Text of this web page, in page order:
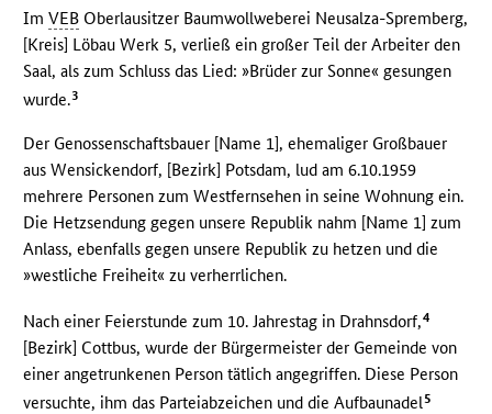
ImVEB Oberlausitzer Baumwollweberei Neusalza-Spremberg,
[Kreis] Löbau Werk 5, verließ ein großer Teil der Arbeiter den
Saal, als zum Schluss das Lied: »Brüder zur Sonne« gesungen
wurde.3
Der Genossenschaftsbauer [Name 1], ehemaliger Großbauer
aus Wensickendorf, [Bezirk] Potsdam, lud am 6.10.1959
mehrere Personen zum Westfernsehen in seine Wohnung ein.
Die Hetzsendung gegen unsere Republik nahm [Name 1] zum
Anlass, ebenfalls gegen unsere Republik zu hetzen und die
»westliche Freiheit« zu verherrlichen.
Nach einer Feierstunde zum 10. Jahrestag in Drahnsdorf,4
[Bezirk] Cottbus, wurde der Bürgermeister der Gemeinde von
einer angetrunkenen Person tätlich angegriffen. Diese Person
versuchte, ihm das Parteiabzeichen und die Aufbaunadel 5